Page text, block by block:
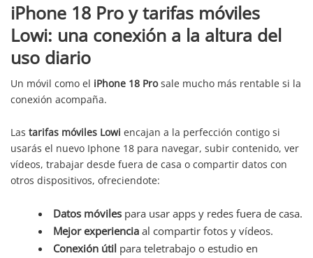
iPhone 18 Pro y tarifas móviles
Lowi: una conexión a la altura del
uso diario
Un móvil como el iPhone 18 Prosale mucho más rentable si la
conexión acompaña.
Las tarifas móviles Lowi encajan a la perfección contigo si
usarás el nuevo Iphone 18 para navegar, subir contenido, ver
vídeos, trabajar desde fuera de casa o compartir datos con
otros dispositivos, ofreciendote:
Datos móviles para usar apps y redes fuera de casa.
Mejor experiencia al compartir fotos y vídeos.
Conexión útil para teletrabajo o estudio en